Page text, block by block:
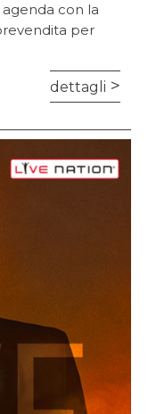
con la
per
dettagli